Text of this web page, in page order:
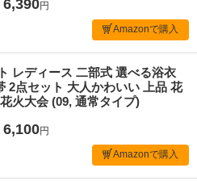
6,390円
Amazonで購入
レディース 二部式 選べる浴衣
2点セット 大人かわいい 上品 花
火大会 (09, 通常タイプ)
6,100円
Amazonで購入